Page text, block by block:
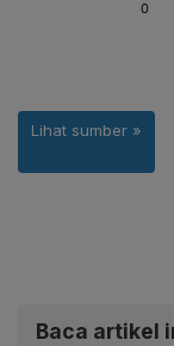
Baca artikel